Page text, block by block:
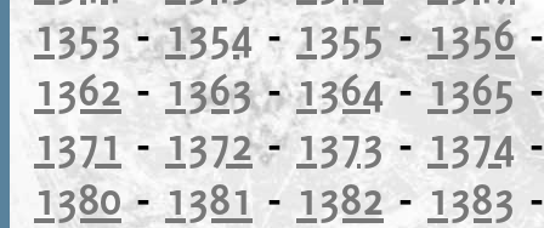
1353-1354-1355-1356
1362 - 1363-1364-1365
1371 - 1372-1373- 1374
1380- 1381 - 1382 - 1383